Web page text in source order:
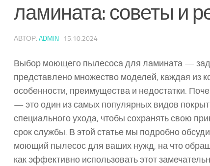
ламината: советы и
АВТОР: ADMIN · 15.10.2024
Выбор моющего пылесоса для ламината —
представлено множество моделей, каждая из
особенности, преимущества и недостатки.
— это один из самых популярных видов
специального ухода, чтобы сохранять свою
срок службы. В этой статье мы подробно
моющий пылесос для ваших нужд, на что
как эффективно использовать этот